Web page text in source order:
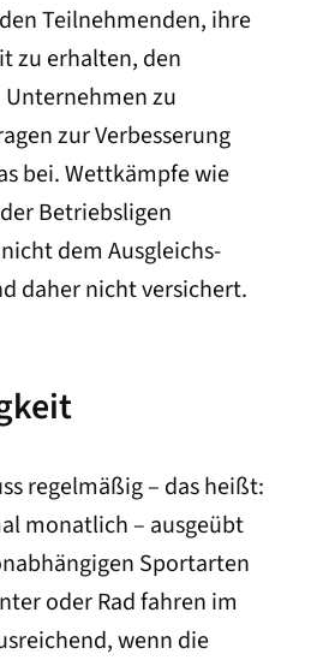
Teil­nehmenden, ihre
zu erhalten, den
zu
zur Verbesserung
bei. Wettkämpfe wie
Betriebs­ligen
dem Ausgleichs­
daher nicht versichert.
regelmäßig – das heißt:
monatlich – ausgeübt
Sport­arten
oder Rad fahren im
wenn die